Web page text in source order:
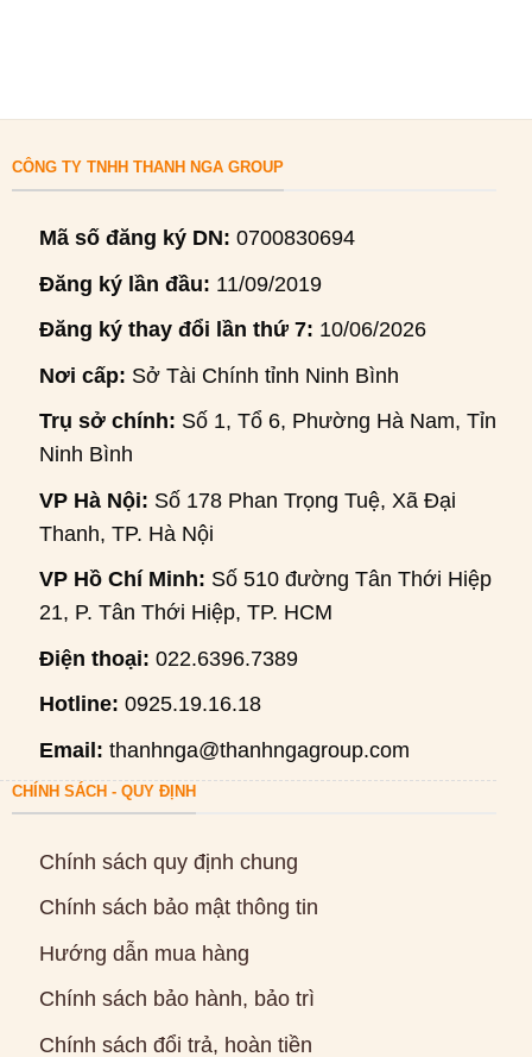
CÔNG TY TNHH THANH NGA GROUP
Mã số đăng ký DN: 0700830694
Đăng ký lần đầu: 11/09/2019
Đăng ký thay đổi lần thứ 7: 10/06/2026
Nơi cấp: Sở Tài Chính tỉnh Ninh Bình
Trụ sở chính: Số 1, Tổ 6, Phường Hà Nam, Tỉnh
Ninh Bình
VP Hà Nội: Số 178 Phan Trọng Tuệ, Xã Đại
Thanh, TP. Hà Nội
VP Hồ Chí Minh: Số 510 đường Tân Thới Hiệp
21, P. Tân Thới Hiệp, TP. HCM
Điện thoại: 022.6396.7389
Hotline: 0925.19.16.18
Email: thanhnga@thanhngagroup.com
CHÍNH SÁCH - QUY ĐỊNH
Chính sách quy định chung
Chính sách bảo mật thông tin
Hướng dẫn mua hàng
Chính sách bảo hành, bảo trì
Chính sách đổi trả, hoàn tiền